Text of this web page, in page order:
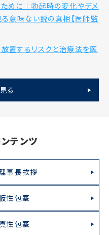
めに｜勃起時の変化やデメ
る意味ない説の真相【医師監
置するリスクと治療法を医
る
テンツ
事長挨拶
性包茎
性包茎